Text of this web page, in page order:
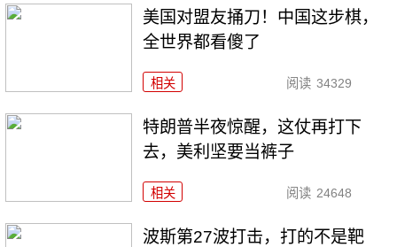
美国对盟友捅刀！中国这步棋，
全世界都看傻了
相关 阅读 34329
特朗普半夜惊醒，这仗再打下
去，美利坚要当裤子
相关 阅读 24648
波斯第27波打击，打的不是靶